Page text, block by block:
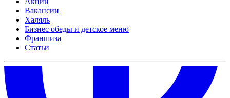
Вакансии
Халяль
Бизнес обеды и детское меню
Франшиза
Статьи